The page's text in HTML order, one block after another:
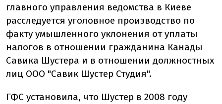
главного управления ведомства в Киеве
расследуется уголовное производство по
факту умышленного уклонения от уплаты
налогов в отношении гражданина Канады
Савика Шустера и в отношении должностных
лиц ООО "Савик Шустер Студия".
ГФС установила, что Шустер в 2008 году